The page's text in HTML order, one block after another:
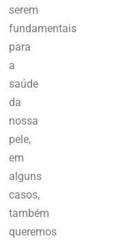
serem
fundamentais
para
a
saúde
da
nossa
pele,
em
alguns
casos,
também
queremos